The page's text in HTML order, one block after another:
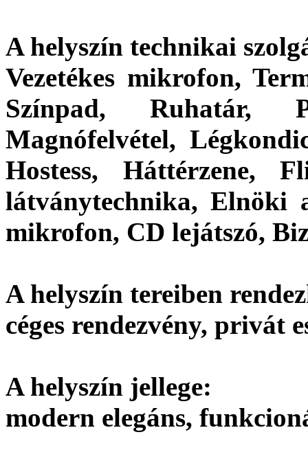
A helyszín technikai
Vezetékes mikrofon,
Színpad, Ruhatár,
Magnófelvétel,
Hostess, Háttérzene,
látványtechnika, Elnöki
mikrofon, CD lejátszó,
A helyszín tereiben
céges rendezvény, privát
A helyszín jellege:
modern elegáns,